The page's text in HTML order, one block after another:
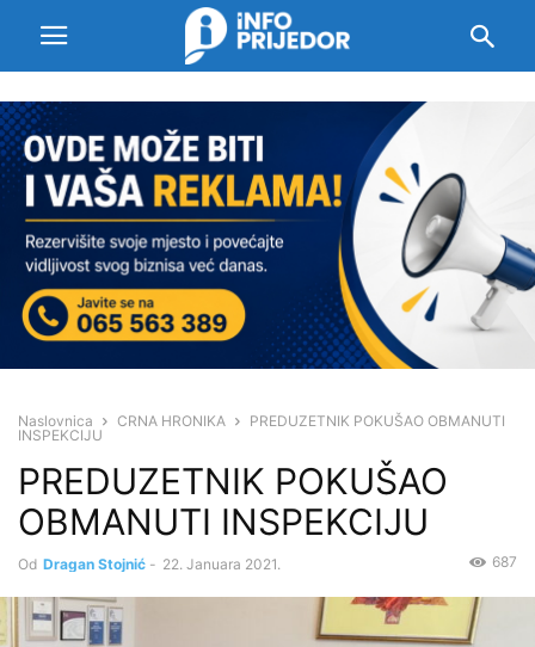
Naslovnica CRNA HRONIKA
PREDUZETNIK POKUŠAO OBMANUTI
INSPEKCIJU
PREDUZETNIK POKUŠAO
OBMANUTI INSPEKCIJU
Od Dragan Stojnić - 22. Januara 2021. 687